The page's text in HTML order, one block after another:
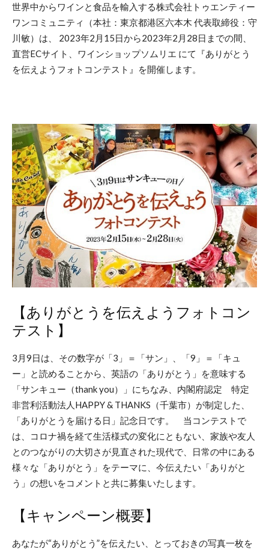
世界中からワインと食品を輸入する株式会社トゥエンティー
ワンコミュニティ（本社：東京都港区六本木 代表取締役：守
川敏）は、 2023年2月15日から2023年2月28日までの間、
直営ECサイト、ワインショップソムリエ にて『ありがとう
を伝えようフォトコンテスト』を開催します。
【ありがとうを伝えようフォトコン
テスト】
3月9日は、その数字が「3」＝「サン」、「9」＝「キュ
ー」と読めることから、英語の「ありがとう」を意味する
「サンキュー（thank you）」にちなみ、内閣府認定 特定
非営利活動法人HAPPY & THANKS（千葉市）が制定した、
「ありがとうを届ける日」記念日です。 当コンテストで
は、コロナ禍を経て生活様式の変化にともない、家族や友人
とのつながりの大切さが見直された現代で、日常の中にある
様々な「ありがとう」をテーマに、今伝えたい「ありがと
う」の想いをコメントと共に募集いたします。
【キャンペーン概要】
あなたが“ありがとう”を伝えたい、とっておきの写真一枚を